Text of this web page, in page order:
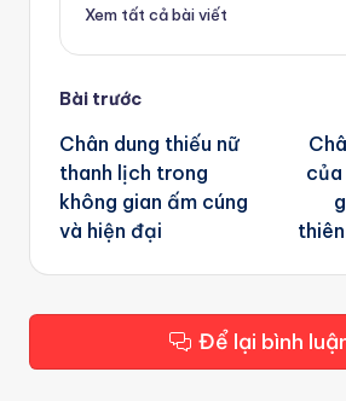
Xem tất cả bài viết
Post
navigation
Bài trước
Chân dung thiếu nữ
thanh lịch trong
không gian ấm cúng
và hiện đại
Để lại bình